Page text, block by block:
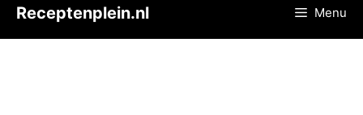
Receptenplein.nl Menu